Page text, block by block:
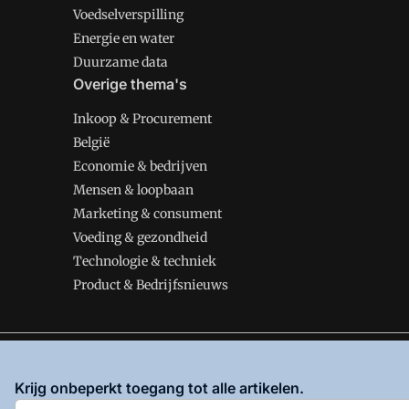
Voedselverspilling
Energie en water
Duurzame data
Overige thema's
Inkoop & Procurement
België
Economie & bedrijven
Mensen & loopbaan
Marketing & consument
Voeding & gezondheid
Technologie & techniek
Product & Bedrijfsnieuws
enPrivacy en Cookie beleid |Privacy instellingen
Krijg onbeperkt toegang tot alle artikelen.